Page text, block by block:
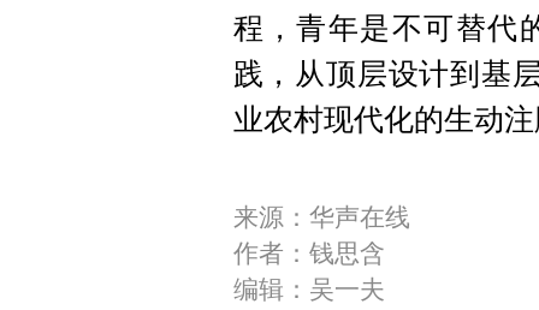
程，青年是不可替代
践，从顶层设计到基
业农村现代化的生动
来源：华声在线
作者：​​钱思含
编辑：吴一夫